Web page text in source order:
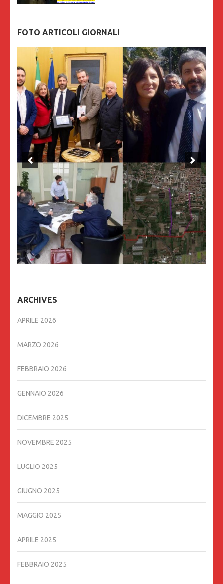
FOTO ARTICOLI GIORNALI
ARCHIVES
APRILE 2026
MARZO 2026
FEBBRAIO 2026
GENNAIO 2026
DICEMBRE 2025
NOVEMBRE 2025
LUGLIO 2025
GIUGNO 2025
MAGGIO 2025
APRILE 2025
FEBBRAIO 2025